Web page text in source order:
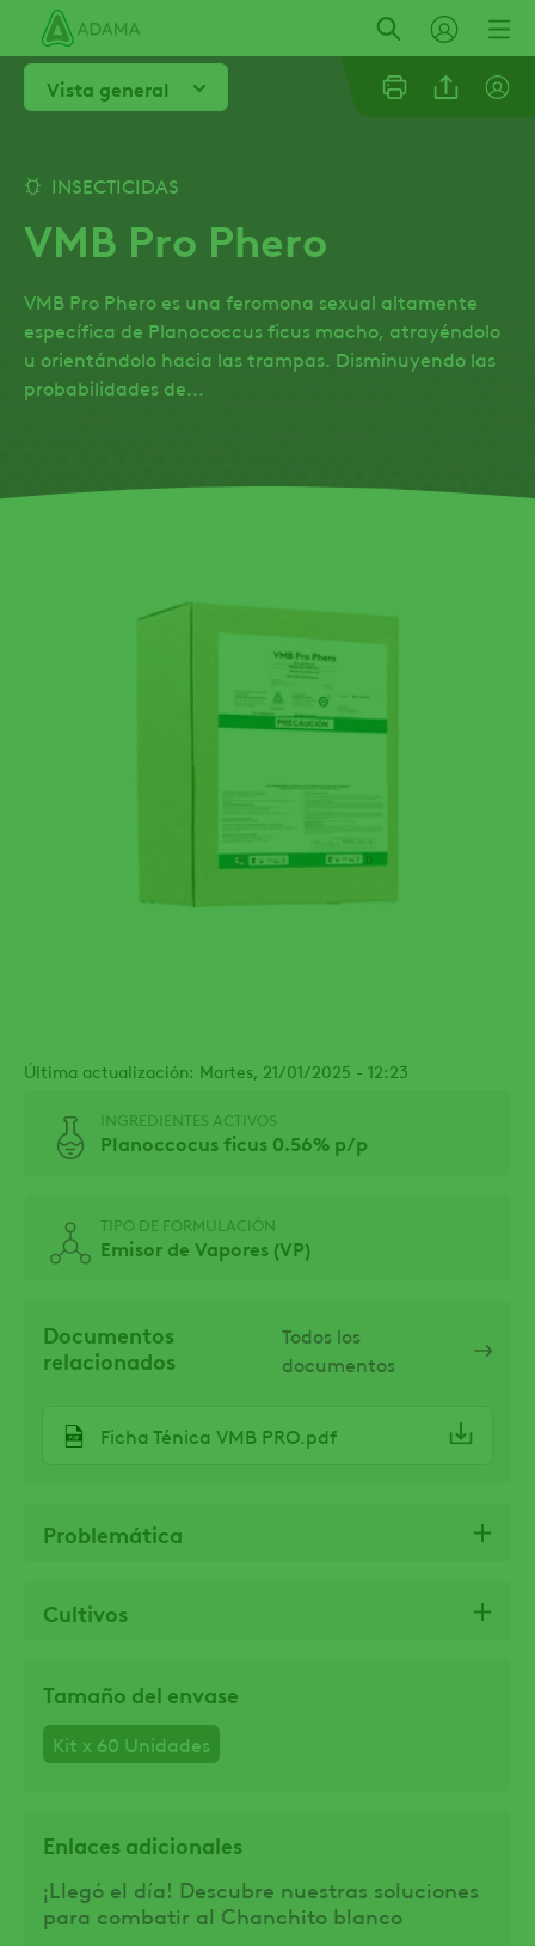
contenido
principalVista general
Email
INSECTICIDAS
VMB Pro Phero
VMB Pro Phero es una feromona sexual altamente
específica de Planococcus ficus macho, atrayéndolo
u orientándolo hacia las trampas. Disminuyendo las
probabilidades de...
Última actualización: Martes, 21/01/2025 - 12:23
INGREDIENTES ACTIVOS
Planoccocus ficus 0.56% p/p
TIPO DE FORMULACIÓN
Emisor de Vapores (VP)
Documentos
relacionados
Todos los
documentos
Ficha Ténica VMB PRO.pdf
Problemática
Cultivos
Tamaño del envase
Kit x 60 Unidades
Enlaces adicionales
¡Llegó el día! Descubre nuestras soluciones
para combatir al Chanchito blanco